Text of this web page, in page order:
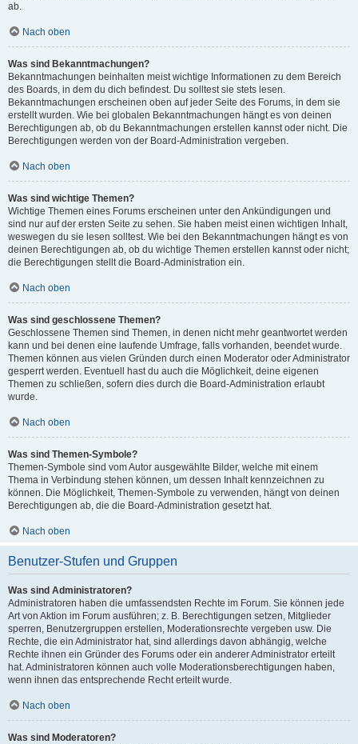
ab.
Nach oben
Was sind Bekanntmachungen?
Bekanntmachungen beinhalten meist wichtige Informationen zu dem Bereich
des Boards, in dem du dich befindest. Du solltest sie stets lesen.
Bekanntmachungen erscheinen oben auf jeder Seite des Forums, in dem sie
erstellt wurden. Wie bei globalen Bekanntmachungen hängt es von deinen
Berechtigungen ab, ob du Bekanntmachungen erstellen kannst oder nicht. Die
Berechtigungen werden von der Board-Administration vergeben.
Nach oben
Was sind wichtige Themen?
Wichtige Themen eines Forums erscheinen unter den Ankündigungen und
sind nur auf der ersten Seite zu sehen. Sie haben meist einen wichtigen Inhalt,
weswegen du sie lesen solltest. Wie bei den Bekanntmachungen hängt es von
deinen Berechtigungen ab, ob du wichtige Themen erstellen kannst oder nicht;
die Berechtigungen stellt die Board-Administration ein.
Nach oben
Was sind geschlossene Themen?
Geschlossene Themen sind Themen, in denen nicht mehr geantwortet werden
kann und bei denen eine laufende Umfrage, falls vorhanden, beendet wurde.
Themen können aus vielen Gründen durch einen Moderator oder Administrator
gesperrt werden. Eventuell hast du auch die Möglichkeit, deine eigenen
Themen zu schließen, sofern dies durch die Board-Administration erlaubt
wurde.
Nach oben
Was sind Themen-Symbole?
Themen-Symbole sind vom Autor ausgewählte Bilder, welche mit einem
Thema in Verbindung stehen können, um dessen Inhalt kennzeichnen zu
können. Die Möglichkeit, Themen-Symbole zu verwenden, hängt von deinen
Berechtigungen ab, die die Board-Administration gesetzt hat.
Nach oben
Benutzer-Stufen und Gruppen
Was sind Administratoren?
Administratoren haben die umfassendsten Rechte im Forum. Sie können jede
Art von Aktion im Forum ausführen; z. B. Berechtigungen setzen, Mitglieder
sperren, Benutzergruppen erstellen, Moderationsrechte vergeben usw. Die
Rechte, die ein Administrator hat, sind allerdings davon abhängig, welche
Rechte ihnen ein Gründer des Forums oder ein anderer Administrator erteilt
hat. Administratoren können auch volle Moderationsberechtigungen haben,
wenn ihnen das entsprechende Recht erteilt wurde.
Nach oben
Was sind Moderatoren?